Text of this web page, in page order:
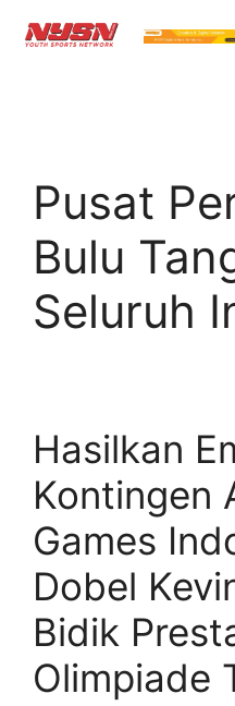
Pusat
Bulu
Seluruh
Hasilkan
Kontingen
Games
Dobel
Bidik
Olimpiade